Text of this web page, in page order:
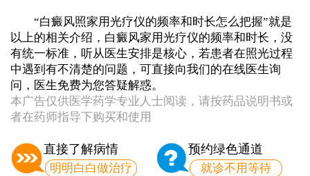
“白癜风照家用光疗仪的频率和时长怎么把握”就是
以上的相关介绍，白癜风家用光疗仪的频率和时长，没
有统一标准，听从医生安排是核心，若患者在照光过程
中遇到有不清楚的问题，可直接向我们的在线医生询
问，医生免费为您答疑解惑。
本广告仅供医学药学专业人士阅读，请按药品说明书或
者在药师指导下购买和使用
直接了解病情
明明白白做治疗
预约绿色通道
就诊不用等待